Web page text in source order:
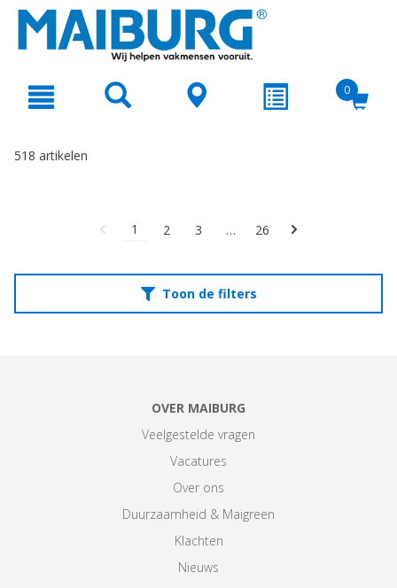
text.skipToNavigation
0
518 artikelen
1 2 3 … 26
Toon de filters
OVER MAIBURG
Veelgestelde vragen
Vacatures
Over ons
Duurzaamheid & Maigreen
Klachten
Nieuws